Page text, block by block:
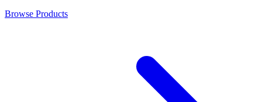
Browse Products